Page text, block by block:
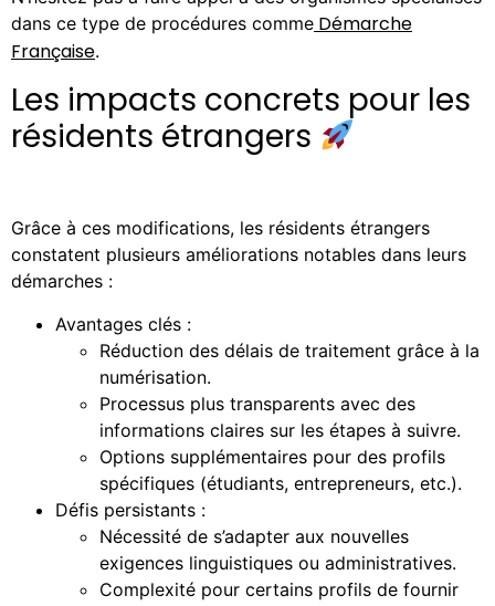
dans ce type de procédures comme Démarche
Française.
Les impacts concrets pour les
résidents étrangers
Grâce à ces modifications, les résidents étrangers
constatent plusieurs améliorations notables dans leurs
démarches :
Avantages clés :
Réduction des délais de traitement grâce à la
numérisation.
Processus plus transparents avec des
informations claires sur les étapes à suivre.
Options supplémentaires pour des profils
spécifiques (étudiants, entrepreneurs, etc.).
Défis persistants :
Nécessité de s’adapter aux nouvelles
exigences linguistiques ou administratives.
Complexité pour certains profils de fournir